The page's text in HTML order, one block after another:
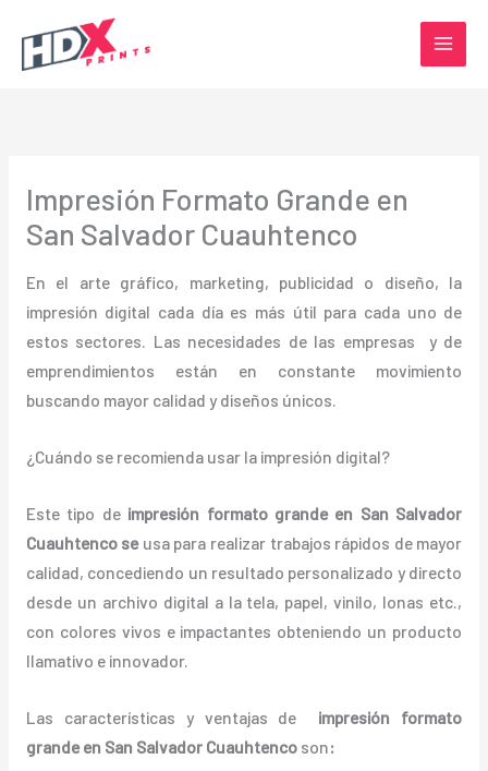
contenido
Impresión Formato Grande en
San Salvador Cuauhtenco
En el arte gráfico, marketing, publicidad o diseño, la
impresión digital cada día es más útil para cada uno de
estos sectores. Las necesidades de las empresas y de
emprendimientos están en constante movimiento
buscando mayor calidad y diseños únicos.
¿Cuándo se recomienda usar la impresión digital?
Este tipo de impresión formato grande en San Salvador
Cuauhtenco seusa para realizar trabajos rápidos de mayor
calidad, concediendo un resultado personalizado y directo
desde un archivo digital a la tela, papel, vinilo, lonas etc.,
con colores vivos e impactantes obteniendo un producto
llamativo e innovador.
Las características y ventajas de impresión formato
grande en San Salvador Cuauhtenco son: